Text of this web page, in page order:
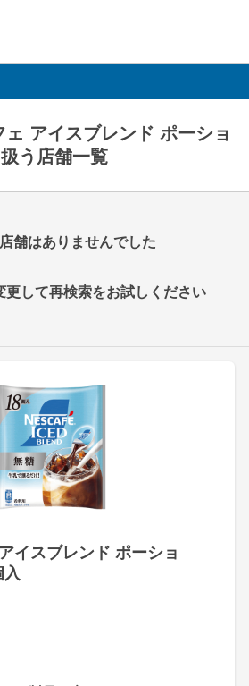
アイスブレンド ポーショ
う店舗一覧
イスブレンド ポーショ
入
舗はありませんでした
更して再検索をお試しください